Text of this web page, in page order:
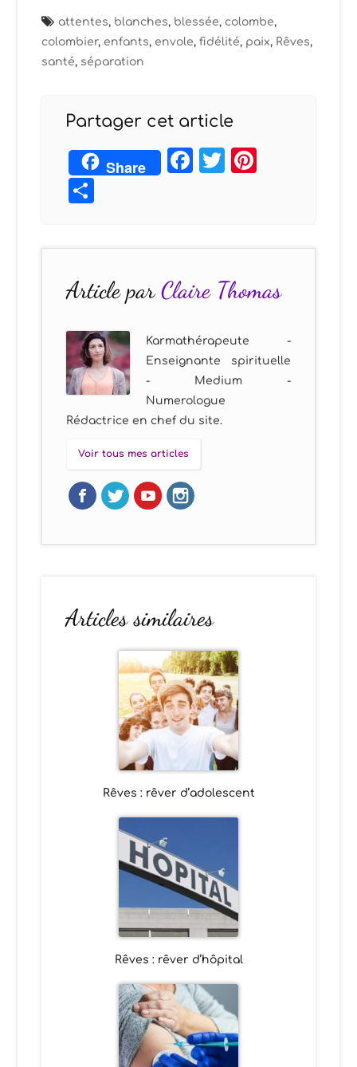
attentes, blanches, blessée, colombe,
colombier, enfants, envole,fidélité, paix, Rêves,
santé, séparation
Partager cet article
Share Facebook
Twitter
Article parClaire Thomas
Karmathérapeute -
Enseignante spirituelle
- Medium -
Numerologue
Rédactrice en chef du site.
Voir tous mes articles
Articles similaires
Rêves : rêver d’adolescent
Rêves : rêver d’hôpital